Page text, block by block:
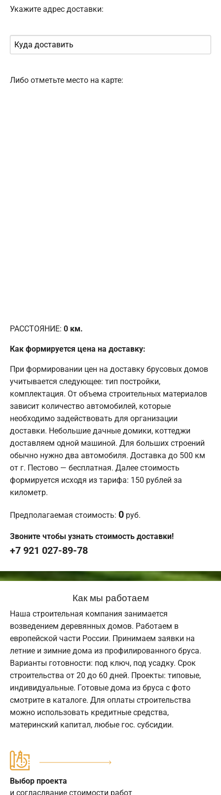
Укажите адрес доставки:
Либо отметьте место на карте:
РАССТОЯНИЕ: 0 км.
Как формируется цена на доставку:
При формировании цен на доставку брусовых домов
учитывается следующее: тип постройки,
комплектация. От объема строительных материалов
зависит количество автомобилей, которые
необходимо задействовать для организации
доставки. Небольшие дачные домики, коттеджи
доставляем одной машиной. Для больших строений
обычно нужно два автомобиля. Доставка до 500 км
от г. Пестово — бесплатная. Далее стоимость
формируется исходя из тарифа: 150 рублей за
километр.
Предполагаемая стоимость: 0 руб.
Звоните чтобы узнать стоимость доставки!
+7 921 027-89-78
Как мы работаем
Наша строительная компания занимается
возведением деревянных домов. Работаем в
европейской части России. Принимаем заявки на
летние и зимние дома из профилированного бруса.
Варианты готовности: под ключ, под усадку. Срок
строительства от 20 до 60 дней. Проекты: типовые,
индивидуальные. Готовые дома из бруса с фото
смотрите в каталоге. Для оплаты строительства
можно использовать кредитные средства,
материнский капитал, любые гос. субсидии.
Выбор проекта
и согласлвание стоимости работ